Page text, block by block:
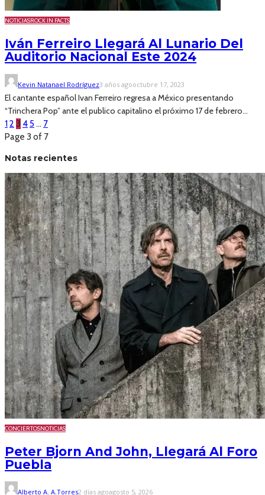
NOTICIASROCK IN FACTS
Iván Ferreiro Llegará Al Lunario Del
Auditorio Nacional Este 2024
Kevin Natanael Rodríguez3 años agooctubre 17, 2023
El cantante español Ivan Ferreiro regresa a México presentando
“Trinchera Pop” ante el publico capitalino el próximo 17 de febrero...
12 3 45 … 7
Page 3 of 7
Notas recientes
CONCIERTOSNOTICIAS
Peter Bjorn And John, Llegará Al Foro
Puebla
Alberto A. A.Torres2 días agoagosto 5, 2026